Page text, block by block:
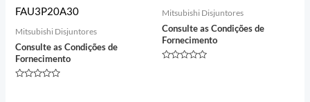
FAU3P20A30
Mitsubishi Disjuntores
Consulte as Condições de
Fornecimento
Mitsubishi Disjuntores
Consulte as Condições de
Fornecimento